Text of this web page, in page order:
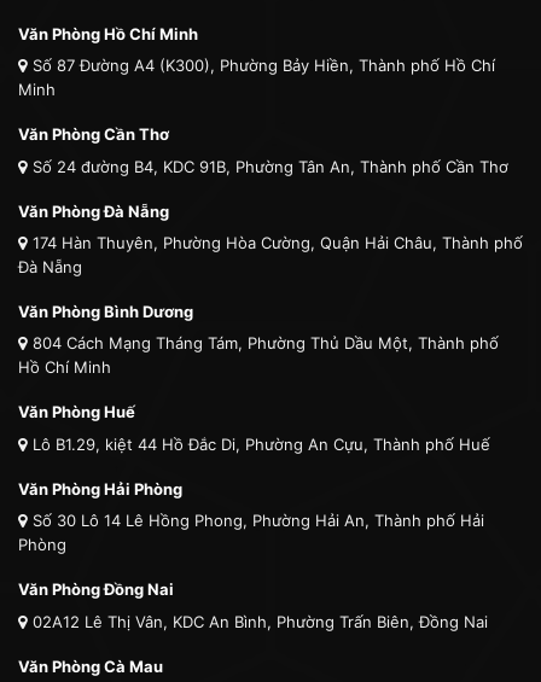
Văn Phòng Hồ Chí Minh
Số 87 Đường A4 (K300), Phường Bảy Hiền, Thành phố Hồ Chí
Minh
Văn Phòng Cần Thơ
Số 24 đường B4, KDC 91B, Phường Tân An, Thành phố Cần Thơ
Văn Phòng Đà Nẵng
174 Hàn Thuyên, Phường Hòa Cường, Quận Hải Châu, Thành phố
Đà Nẵng
Văn Phòng Bình Dương
804 Cách Mạng Tháng Tám, Phường Thủ Dầu Một, Thành phố
Hồ Chí Minh
Văn Phòng Huế
Lô B1.29, kiệt 44 Hồ Đắc Di, Phường An Cựu, Thành phố Huế
Văn Phòng Hải Phòng
Số 30 Lô 14 Lê Hồng Phong, Phường Hải An, Thành phố Hải
Phòng
Văn Phòng Đồng Nai
02A12 Lê Thị Vân, KDC An Bình, Phường Trấn Biên, Đồng Nai
Văn Phòng Cà Mau